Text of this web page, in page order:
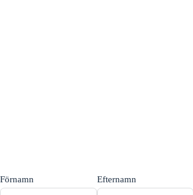
Förnamn Efternamn